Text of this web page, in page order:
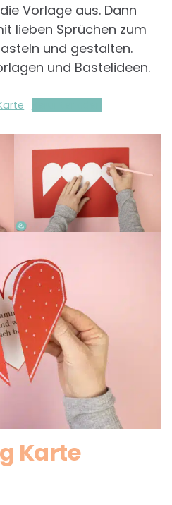
Vorlage aus. Dann
lieben Sprüchen zum
und gestalten.
und Bastelideen.
Karte